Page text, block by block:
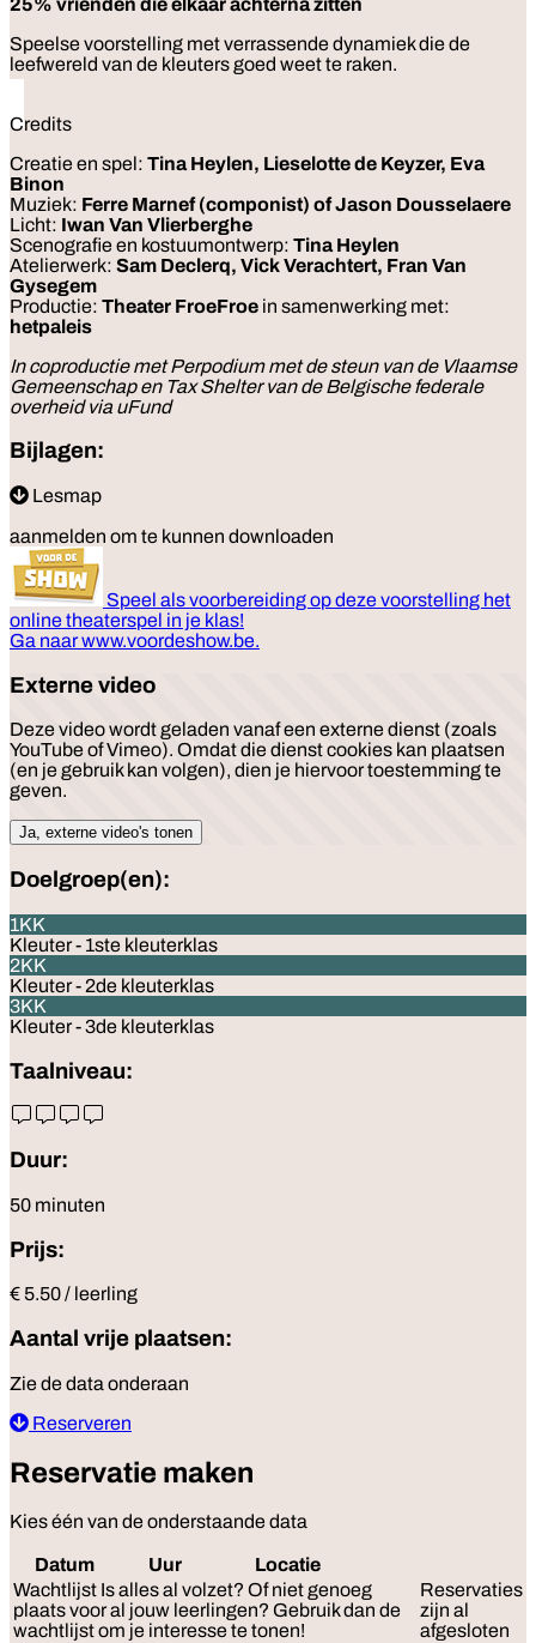
Speelse voorstelling met verrassende dynamiek die de
leefwereld van de kleuters goed weet te raken.
Credits
Creatie en spel: Tina Heylen, Lieselotte de Keyzer, Eva
Binon
Muziek: Ferre Marnef (componist) of Jason Dousselaere
Licht: Iwan Van Vlierberghe
Scenografie en kostuumontwerp: Tina Heylen
Atelierwerk: Sam Declerq, Vick Verachtert, Fran Van
Gysegem
Productie: Theater FroeFroe in samenwerking met:
hetpaleis
In coproductie met Perpodium met de steun van de Vlaamse
Gemeenschap en Tax Shelter van de Belgische federale
overheid via uFund
Bijlagen:
Lesmap
aanmelden om te kunnen downloaden
Speel als voorbereiding op deze voorstelling het
online theaterspel in je klas!
Ga naarwww.voordeshow.be.
Externe video
Deze video wordt geladen vanaf een externe dienst (zoals
YouTube of Vimeo). Omdat die dienst cookies kan plaatsen
(en je gebruik kan volgen), dien je hiervoor toestemming te
geven.
Ja, externe video's tonen
Doelgroep(en):
1KK
Kleuter - 1ste kleuterklas
2KK
Kleuter - 2de kleuterklas
3KK
Kleuter - 3de kleuterklas
Taalniveau:
Duur:
50 minuten
Prijs:
€ 5.50 / leerling
Aantal vrije plaatsen:
Zie de data onderaan
Reserveren
Reservatie maken
Kies één van de onderstaande data
Datum Uur Locatie
Wachtlijst Is alles al volzet? Of niet genoeg
plaats voor al jouw leerlingen? Gebruik dan de
wachtlijst om je interesse te tonen!
Reservaties
zijn al
afgesloten